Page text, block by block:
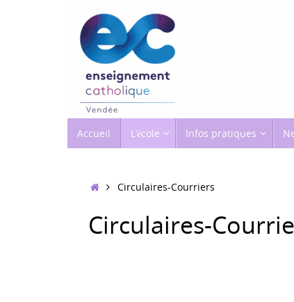
auAccueil L’école Infos pratiques
Accueil
Circulaires-Courriers
Circulaires-